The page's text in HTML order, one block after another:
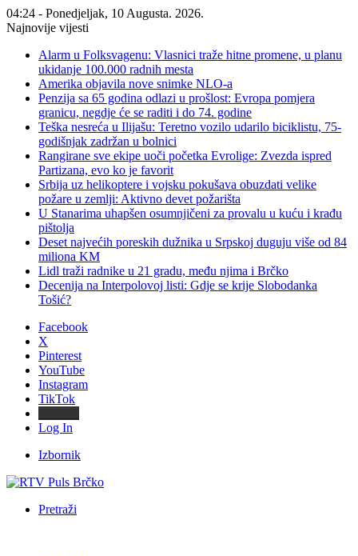
04:24 - Ponedjeljak, 10 Augusta. 2026.
Najnovije vijesti
Alarm u Folksvagenu: Vlasnici traže hitne promene, u planu
ukidanje 100.000 radnih mesta
Amerika objavila nove snimke NLO-a
Penzija sa 65 godina odlazi u prošlost: Evropa pomjera
granicu, negdje će se raditi i do 74. godine
Teška nesreća u Ilijašu: Teretno vozilo udarilo biciklistu, 75-
godišnjak zadržan u bolnici
Rangirane sve ekipe uoči početka Evrolige: Zvezda ispred
Partizana, evo ko je favorit
Srbija uz helikoptere i vojsku pokušava obuzdati velike
požare u zemlji: Aktivno devet požarišta
U Stanarima uhapšen osumnjičeni za provalu u kuću i krađu
pištolja
Deset najvećih poreskih dužnika u Srpskoj duguju više od 84
miliona KM
Lidl traži radnike u 21 gradu, među njima i Brčko
Decenija na Interpolovoj listi: Gdje se krije Slobodanka
Tošić?
Facebook
X
Pinterest
YouTube
Instagram
TikTok
Log In
Izbornik
Pretraži